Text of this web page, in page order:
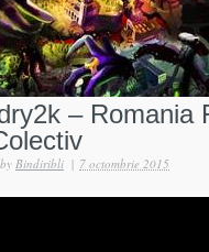
– Romania
Bindiribli | 7 octombrie 2015